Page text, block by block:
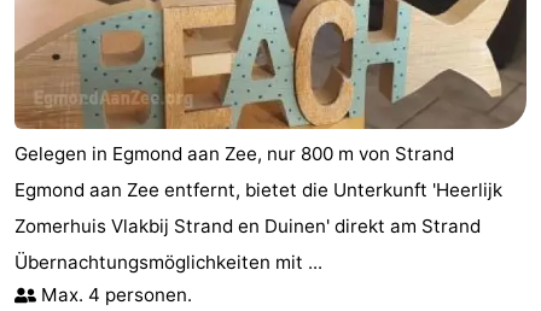
Schwimmbader
-
Radfahren
-
Wandern
-
Reiten
-
Golfplatze
-
Gelegen in Egmond aan Zee, nur 800 m von Strand
Egmond aan Zee entfernt, bietet die Unterkunft 'Heerlijk
Zomerhuis Vlakbij Strand en Duinen' direkt am Strand
Übernachtungsmöglichkeiten mit ...
Max. 4 personen.